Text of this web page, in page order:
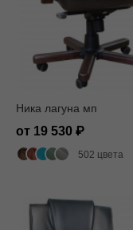
Ника лагуна мп
от 19 530
502 цвета